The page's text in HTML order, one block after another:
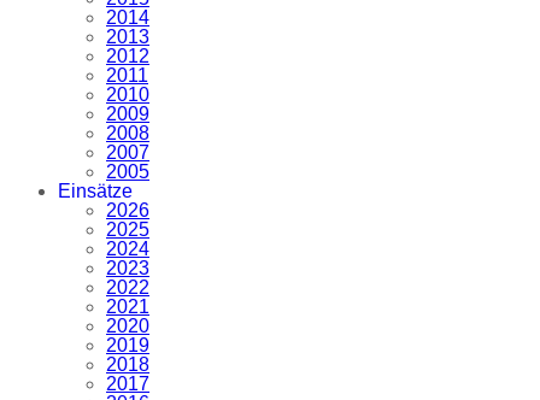
2014
2013
2012
2011
2010
2009
2008
2007
2005
Einsätze
2026
2025
2024
2023
2022
2021
2020
2019
2018
2017